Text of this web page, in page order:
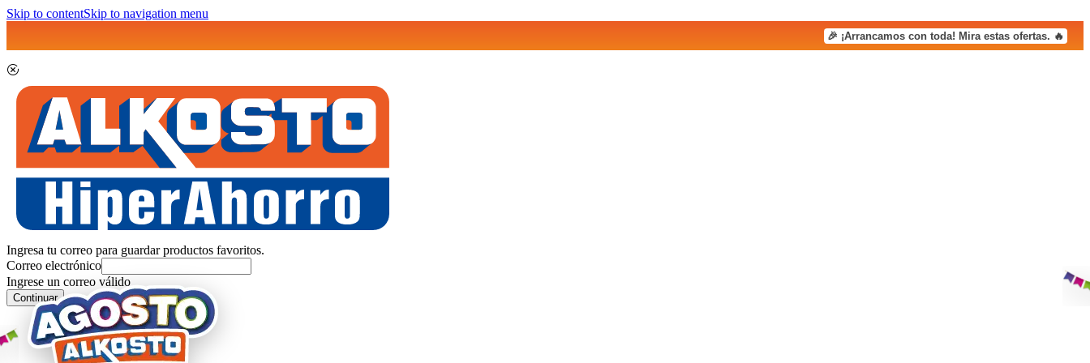
Skip to contentSkip to navigation menu
🎉 ¡Arrancamos con toda! Mira estas ofertas. 🔥
Ingresa tu correo para guardar productos favoritos.
Correo electrónico
Ingrese un correo válido
Continuar